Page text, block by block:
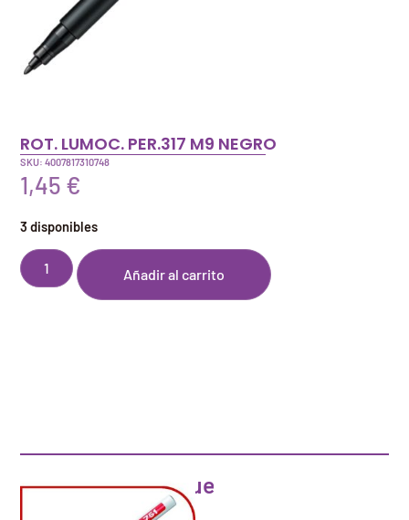
ROT. LUMOC. PER.317 M9 NEGRO
SKU: 4007817310748
1,45 €
3 disponibles
Añadir al carrito
Artículos que pueden interesarte